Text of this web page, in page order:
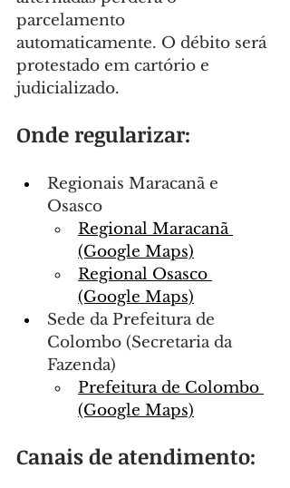
parcelamento
automaticamente. O débito será
protestado em cartório e
judicializado.
Onde regularizar:
Regionais Maracanã e
Osasco
Regional Maracanã
(Google Maps)
Regional Osasco
(Google Maps)
Sede da Prefeitura de
Colombo (Secretaria da
Fazenda)
Prefeitura de Colombo
(Google Maps)
Canais de atendimento: